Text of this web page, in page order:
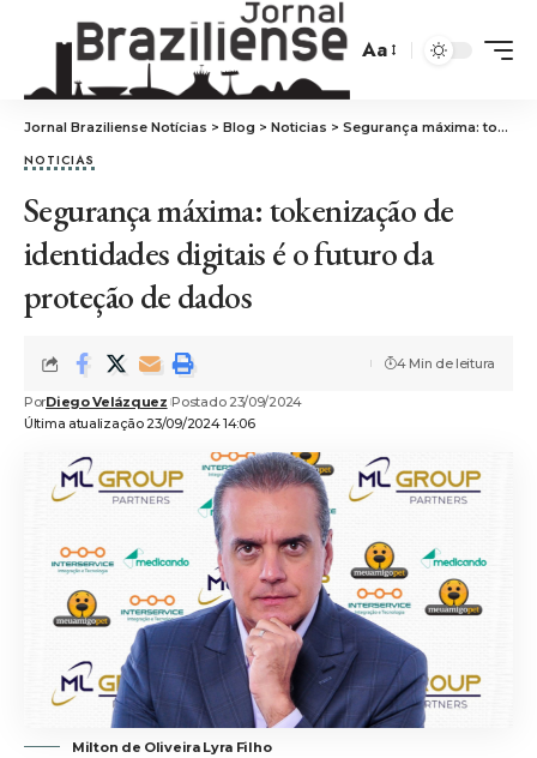
Aa
Jornal Braziliense Notícias > Blog > Noticias > Segurança máxima: tokenização de identidades digitais é o futuro da proteção de dados
NOTICIAS
Segurança máxima: tokenização de
identidades digitais é o futuro da
proteção de dados
Última atualização 23/09/2024 14:06
PorDiego Velázquez Postado 23/09/2024
4 Min de leitura
Milton de Oliveira Lyra Filho